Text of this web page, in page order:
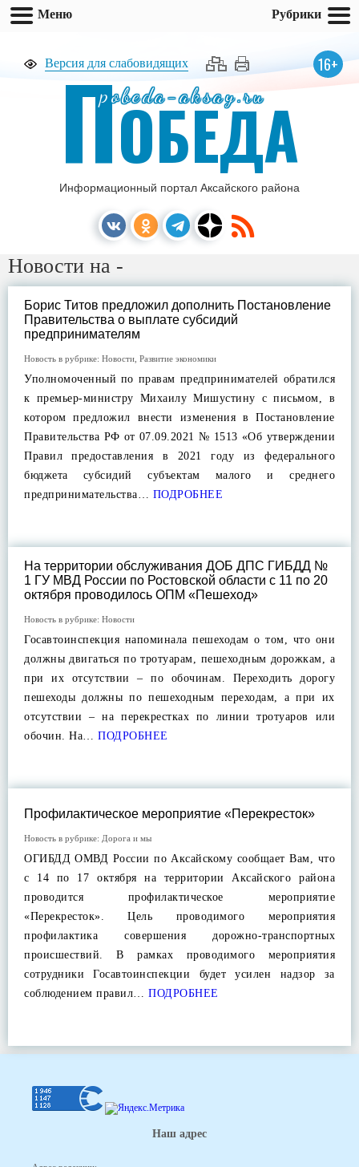
Версия для слабовидящих 16+
pobeda-aksay.ru
ПОБЕДА
Информационный портал Аксайского района
Новости на -
Борис Титов предложил дополнить Постановление
Правительства о выплате субсидий
предпринимателям
Новость в рубрике: Новости Развитие экономики
Уполномоченный по правам предпринимателей обратился
к премьер-министру Михаилу Мишустину с письмом, в
котором предложил внести изменения в Постановление
Правительства РФ от 07.09.2021 № 1513 «Об утверждении
Правил предоставления в 2021 году из федерального
бюджета субсидий субъектам малого и среднего
предпринимательства… ПОДРОБНЕЕ
На территории обслуживания ДОБ ДПС ГИБДД №
1 ГУ МВД России по Ростовской области с 11 по 20
октября проводилось ОПМ «Пешеход»
Новость в рубрике: Новости
Госавтоинспекция напоминала пешеходам о том, что они
должны двигаться по тротуарам, пешеходным дорожкам, а
при их отсутствии – по обочинам. Переходить дорогу
пешеходы должны по пешеходным переходам, а при их
отсутствии – на перекрестках по линии тротуаров или
обочин. На… ПОДРОБНЕЕ
Профилактическое мероприятие «Перекресток»
Новость в рубрике: Дорога и мы
ОГИБДД ОМВД России по Аксайскому сообщает Вам, что
с 14 по 17 октября на территории Аксайского района
проводится профилактическое мероприятие
«Перекресток». Цель проводимого мероприятия
профилактика совершения дорожно-транспортных
происшествий. В рамках проводимого мероприятия
сотрудники Госавтоинспекции будет усилен надзор за
соблюдением правил… ПОДРОБНЕЕ
Наш адрес
Меню Рубрики